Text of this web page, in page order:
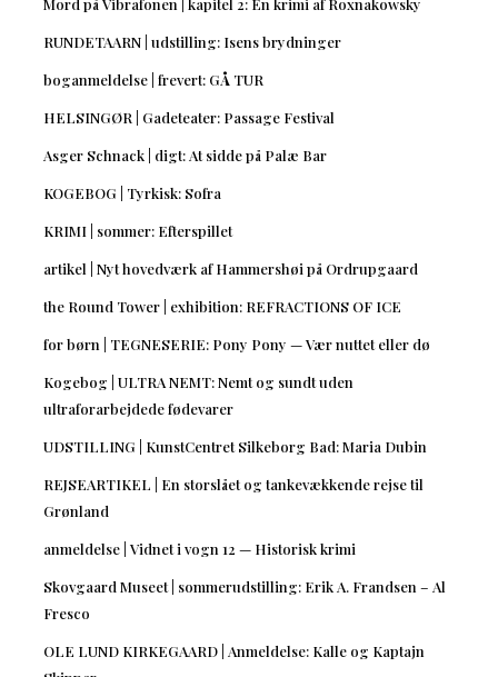
RUNDETAARN | udstilling: Isens brydninger
boganmeldelse | frevert: GÅ TUR
HELSINGØR | Gadeteater: Passage Festival
Asger Schnack | digt: At sidde på Palæ Bar
KOGEBOG | Tyrkisk: Sofra
KRIMI | sommer: Efterspillet
artikel | Nyt hovedværk af Hammershøi på Ordrupgaard
the Round Tower | exhibition: REFRACTIONS OF ICE
for børn | TEGNESERIE: Pony Pony — Vær nuttet eller dø
Kogebog | ULTRA NEMT: Nemt og sundt uden
ultraforarbejdede fødevarer
UDSTILLING | KunstCentret Silkeborg Bad: Maria Dubin
REJSEARTIKEL | En storslået og tankevækkende rejse til
Grønland
anmeldelse | Vidnet i vogn 12 — Historisk krimi
Skovgaard Museet | sommerudstilling: Erik A. Frandsen – Al
Fresco
OLE LUND KIRKEGAARD | Anmeldelse: Kalle og Kaptajn